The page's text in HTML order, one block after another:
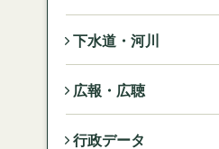
下水道・河川
広報・広聴
行政データ